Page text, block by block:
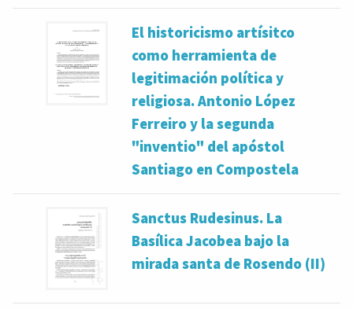
El historicismo artísitco
como herramienta de
legitimación política y
religiosa. Antonio López
Ferreiro y la segunda
"inventio" del apóstol
Santiago en Compostela
Sanctus Rudesinus. La
Basílica Jacobea bajo la
mirada santa de Rosendo (II)